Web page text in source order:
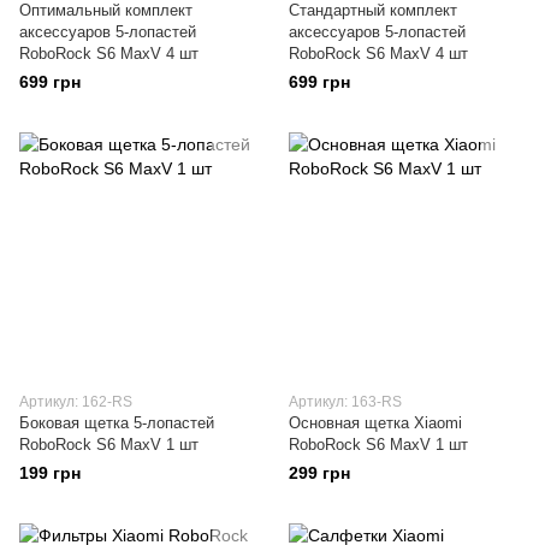
Оптимальный комплект
аксессуаров 5-лопастей
RoboRock S6 MaxV 4 шт
699 грн
Стандартный комплект
аксессуаров 5-лопастей
RoboRock S6 MaxV 4 шт
699 грн
Артикул: 162-RS
Боковая щетка 5-лопастей
RoboRock S6 MaxV 1 шт
199 грн
Артикул: 163-RS
Основная щетка Xiaomi
RoboRock S6 MaxV 1 шт
299 грн